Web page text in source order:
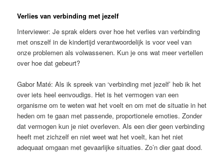
Verlies van verbinding met jezelf
Interviewer: Je sprak elders over hoe het verlies van verbinding
met onszelf in de kindertijd verantwoordelijk is voor veel van
onze problemen als volwassenen. Kun je ons wat meer vertellen
over hoe dat gebeurt?
Gabor Maté: Als ik spreek van ‘verbinding met jezelf’ heb ik het
over iets heel eenvoudigs. Het is het vermogen van een
organisme om te weten wat het voelt en om met de situatie in het
heden om te gaan met passende, proportionele emoties. Zonder
dat vermogen kun je niet overleven. Als een dier geen verbinding
heeft met zichzelf en niet weet wat het voelt, kan het niet
adequaat omgaan met gevaarlijke situaties. Zo’n dier gaat dood.